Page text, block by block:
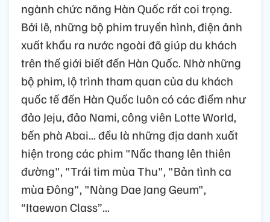
ngành chức năng Hàn Quốc rất coi trọng.
Bởi lẽ, những bộ phim truyền hình, điện ảnh
xuất khẩu ra nước ngoài đã giúp du khách
trên thế giới biết đến Hàn Quốc. Nhờ những
bộ phim, lộ trình tham quan của du khách
quốc tế đến Hàn Quốc luôn có các điểm như
đảo Jeju, đảo Nami, công viên Lotte World,
bến phà Abai... đều là những địa danh xuất
hiện trong các phim "Nấc thang lên thiên
đường", "Trái tim mùa Thu", "Bản tình ca
mùa Đông", "Nàng Dae Jang Geum",
“Itaewon Class”...